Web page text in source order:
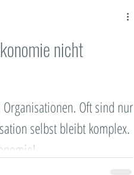
nicht
Oft sind nur
selbst bleibt komplex.